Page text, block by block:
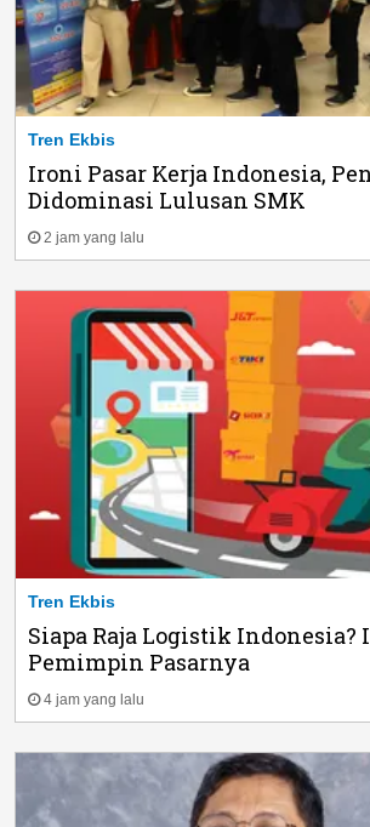
Tren Ekbis
Ironi Pasar Kerja Indonesia,
Didominasi Lulusan SMK
2 jam yang lalu
Tren Ekbis
Siapa Raja Logistik Indonesia?
Pemimpin Pasarnya
4 jam yang lalu